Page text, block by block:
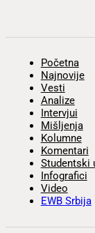
Početna
Najnovije
Vesti
Analize
Intervjui
Mišljenja
Kolumne
Komentari
Studentski
Infografici
Video
EWB Srbija